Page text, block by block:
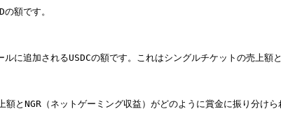
額です。
ルに追加されるUSDCの額です。これはシングルチケットの売上
とNGR（ネットゲーミング収益）がどのように賞金に振り分